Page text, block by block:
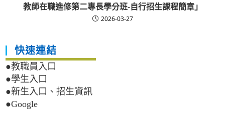
教師在職進修第二專長學分班-自行招生課程簡章」
2026-03-27
快速連結
●教職員入口
●學生入口
●新生入口、招生資訊
●Google